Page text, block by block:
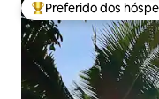
Entre os melhores
Preferido dos